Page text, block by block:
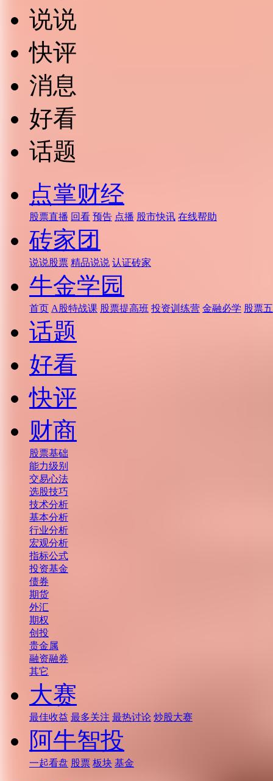
说说
快评
消息
好看
话题
点掌财经
股票直播 回看 预告 点播 股市快讯 在线帮助
砖家团
说说股票 精品说说 认证砖家
牛金学园
首页 A股特战课 股票提高班 投资训练营 金融必学 股票
话题
好看
快评
财商
股票基础
能力级别
交易心法
选股技巧
技术分析
基本分析
行业分析
宏观分析
指标公式
投资基金
债券
期货
外汇
期权
创投
贵金属
融资融券
其它
大赛
最佳收益 最多关注 最热讨论 炒股大赛
阿牛智投
一起看盘 股票 板块 基金